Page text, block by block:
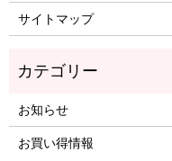
サイトマップ
お知らせ
お買い得情報